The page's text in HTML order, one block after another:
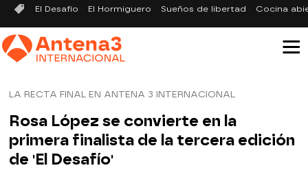
El Desafío El Hormiguero Sueños de libertad Cocina
LA RECTA FINAL EN ANTENA 3 INTERNACIONAL
Rosa López se convierte en la
primera finalista de la tercera edición
de 'El Desafío'